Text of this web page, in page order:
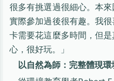
很多有挑選過很細心。本
實際參加過後很有趣。我
卡需要花這麼多時間，但
心，很好玩。」
以自然為師：完整體現